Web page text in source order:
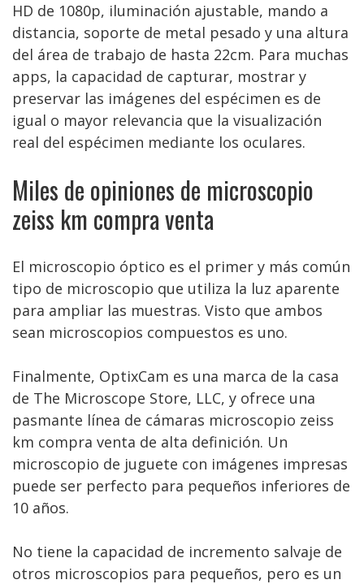
HD de 1080p, iluminación ajustable, mando a
distancia, soporte de metal pesado y una altura
del área de trabajo de hasta 22cm. Para muchas
apps, la capacidad de capturar, mostrar y
preservar las imágenes del espécimen es de
igual o mayor relevancia que la visualización
real del espécimen mediante los oculares.
Miles de opiniones de microscopio
zeiss km compra venta
El microscopio óptico es el primer y más común
tipo de microscopio que utiliza la luz aparente
para ampliar las muestras. Visto que ambos
sean microscopios compuestos es uno.
Finalmente, OptixCam es una marca de la casa
de The Microscope Store, LLC, y ofrece una
pasmante línea de cámaras microscopio zeiss
km compra venta de alta definición. Un
microscopio de juguete con imágenes impresas
puede ser perfecto para pequeños inferiores de
10 años.
No tiene la capacidad de incremento salvaje de
otros microscopios para pequeños, pero es un